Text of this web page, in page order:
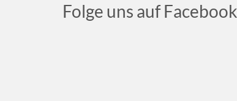
Folge uns auf Facebook